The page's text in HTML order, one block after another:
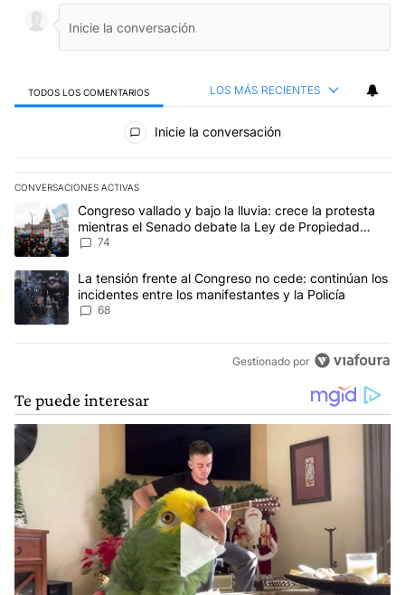
TODOS LOS COMENTARIOS LOS MÁS RECIENTES
Todos los comentarios
Inicie la conversación
CONVERSACIONES ACTIVAS
Este listado muestra los artículos con más comentarios en los
Un artículo de tendencia con el título "Congreso vallado y bajo
Congreso vallado y bajo la lluvia: crece la protesta
mientras el Senado debate la Ley de Propiedad
Privada
74
Un artículo de tendencia con el título "La tensión frente al
La tensión frente al Congreso no cede: continúan los
incidentes entre los manifestantes y la Policía
68
Gestionado por